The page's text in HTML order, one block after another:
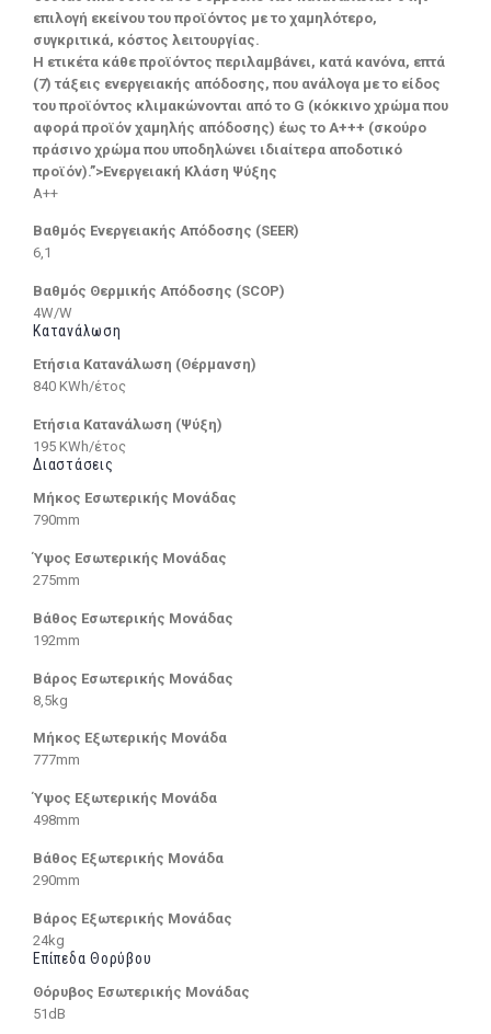
επιλογή εκείνου του προϊόντος με το χαμηλότερο,
συγκριτικά, κόστος λειτουργίας.
Η ετικέτα κάθε προϊόντος περιλαμβάνει, κατά κανόνα, επτά
(7) τάξεις ενεργειακής απόδοσης, που ανάλογα με το είδος
του προϊόντος κλιμακώνονται από το G (κόκκινο χρώμα που
αφορά προϊόν χαμηλής απόδοσης) έως το Α+++ (σκούρο
πράσινο χρώμα που υποδηλώνει ιδιαίτερα αποδοτικό
προϊόν).”>Ενεργειακή Κλάση Ψύξης
A++
Βαθμός Ενεργειακής Απόδοσης (SEER)
6,1
Βαθμός Θερμικής Απόδοσης (SCOP)
4W/W
Κατανάλωση
Ετήσια Κατανάλωση (Θέρμανση)
840 KWh/έτος
Ετήσια Κατανάλωση (Ψύξη)
195 KWh/έτος
Διαστάσεις
Μήκος Εσωτερικής Μονάδας
790mm
Ύψος Εσωτερικής Μονάδας
275mm
Βάθος Εσωτερικής Μονάδας
192mm
Βάρος Εσωτερικής Μονάδας
8,5kg
Μήκος Εξωτερικής Μονάδα
777mm
Ύψος Εξωτερικής Μονάδα
498mm
Βάθος Εξωτερικής Μονάδα
290mm
Βάρος Εξωτερικής Μονάδας
24kg
Επίπεδα Θορύβου
Θόρυβος Εσωτερικής Μονάδας
51dB